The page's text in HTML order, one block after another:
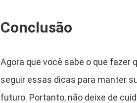
Conclusão
Agora que você sabe o que fazer
seguir essas dicas para manter
futuro. Portanto, não deixe de